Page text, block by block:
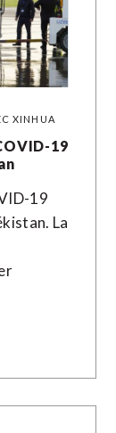
XINHUA
19
19
La